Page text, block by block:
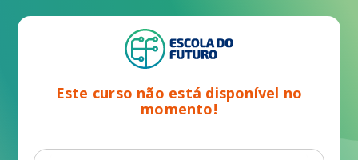
Este curso não está disponível no
momento!